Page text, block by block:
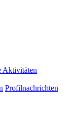
Aktivitäten
Profilnachrichten